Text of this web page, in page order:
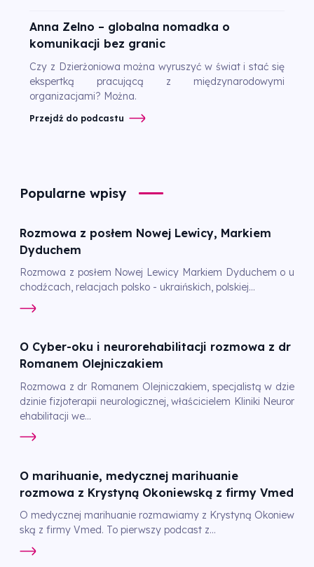
Anna Zelno – globalna nomadka o
komunikacji bez granic
Czy z Dzierżoniowa można wyruszyć w świat i stać się
ekspertką pracującą z międzynarodowymi
organizacjami? Można.
Przejdź do podcastu
Popularne wpisy
Rozmowa z posłem Nowej Lewicy, Markiem
Dyduchem
Rozmowa z posłem Nowej Lewicy Markiem Dyduchem o u
chodźcach, relacjach polsko - ukraińskich, polskiej...
O Cyber-oku i neurorehabilitacji rozmowa z dr
Romanem Olejniczakiem
Rozmowa z dr Romanem Olejniczakiem, specjalistą w dzie
dzinie fizjoterapii neurologicznej, właścicielem Kliniki Neuror
ehabilitacji we...
O marihuanie, medycznej marihuanie
rozmowa z Krystyną Okoniewską z firmy Vmed
O medycznej marihuanie rozmawiamy z Krystyną Okoniew
ską z firmy Vmed. To pierwszy podcast z...